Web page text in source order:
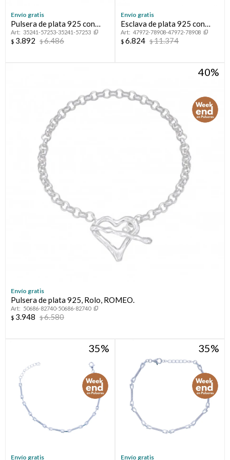
Envío gratis
Pulsera de plata 925 con
esmalte, OJO TURCO.
35241-57253-35241-57253
$ 3.892 $6.486
Envío gratis
Esclava de plata 925 con
circonias.
47972-78908-47972-78908
$ 6.824 $11.374
40
Envío gratis
Pulsera de plata 925, Rolo, ROMEO.
50686-82740-50686-82740
$ 3.948 $6.580
35
Envío gratis
35
Envío gratis